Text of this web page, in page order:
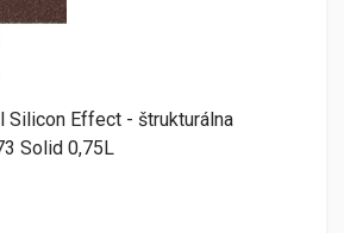
Silicon Effect - štrukturálna
Solid 0,75L